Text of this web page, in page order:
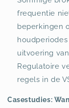
frequentie
beperkingen
uitvoering
Regulatoire
regels in de
Casestudies: